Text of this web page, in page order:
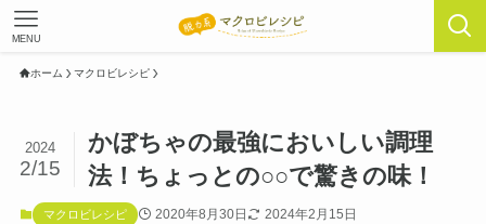
MENU
ホーム マクロビレシピ
かぼちゃの最強においしい調理
法！ちょっとの○○で驚きの味！
2024
2/15
マクロビレシピ 2020年8月30日 2024年2月15日